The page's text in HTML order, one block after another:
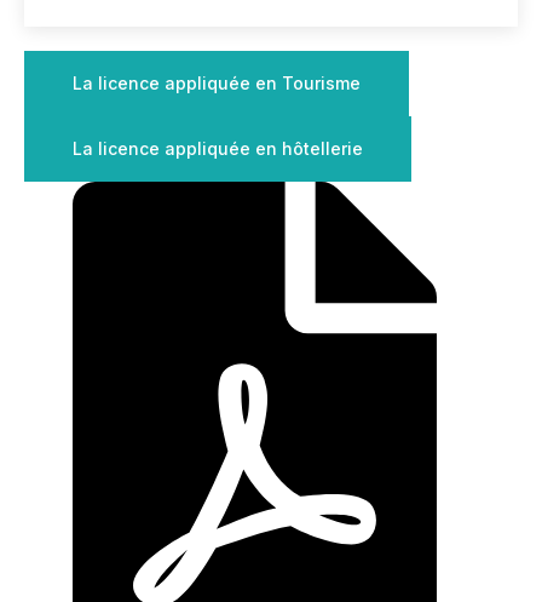
La licence appliquée en Tourisme
La licence appliquée en hôtellerie